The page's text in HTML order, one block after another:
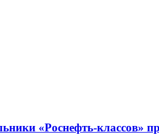
«Роснефть-классов»